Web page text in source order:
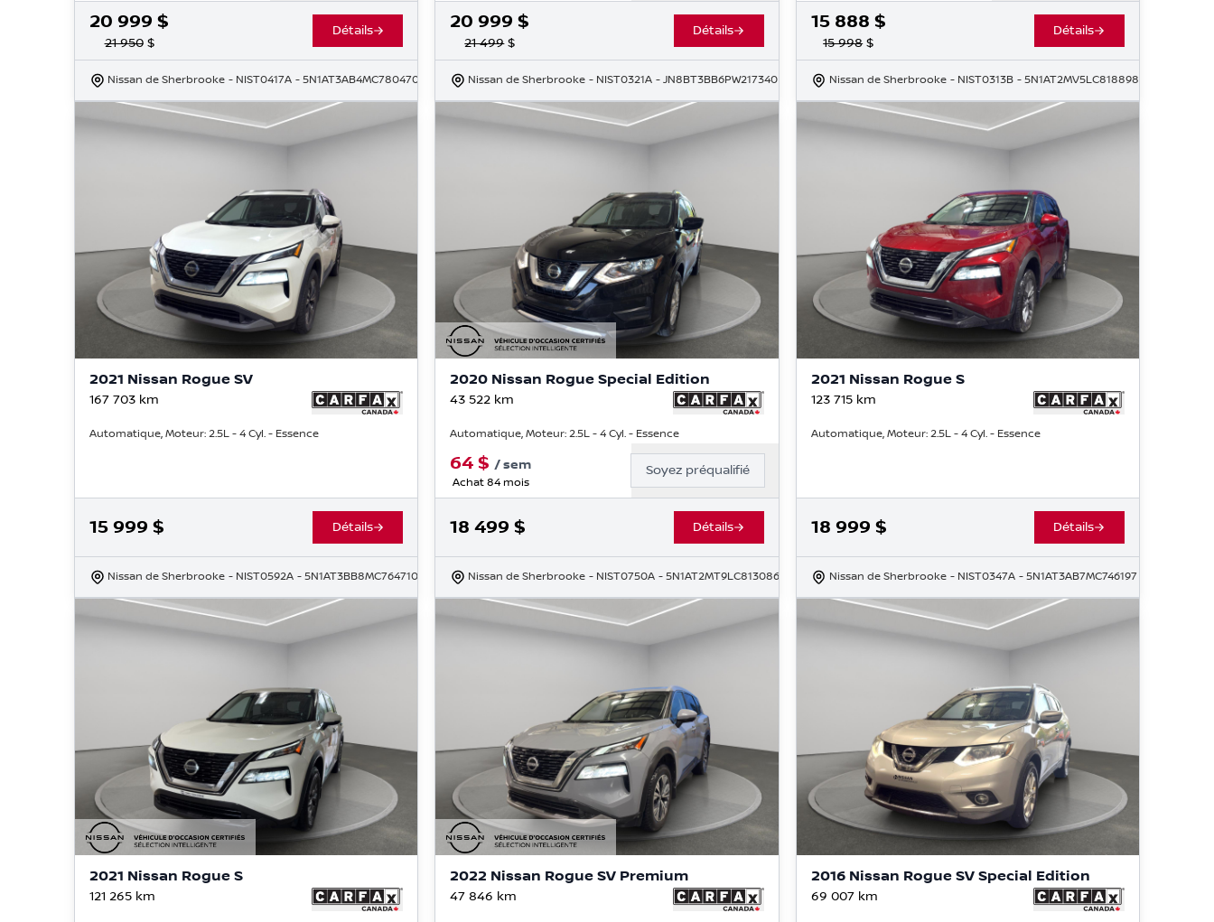
20 999 $
21 950$
Détails
Nissan de Sherbrooke - NIST0417A - 5N1AT3AB4MC780470
20 999 $
21 499$
Détails
Nissan de Sherbrooke - NIST0321A - JN8BT3BB6PW217340
15 888 $
15 998$
Détails
Nissan de Sherbrooke - NIST0313B - 5N1AT2MV5LC818898
2021 Nissan Rogue SV
167 703 km
Automatique, Moteur: 2.5L - 4 Cyl. - Essence
15 999 $ Détails
Nissan de Sherbrooke - NIST0592A - 5N1AT3BB8MC764710
2020 Nissan Rogue Special Edition
43 522 km
Automatique, Moteur: 2.5L - 4 Cyl. - Essence
64 $ /sem
Achat 84 mois
Soyez préqualifié
18 499 $ Détails
Nissan de Sherbrooke - NIST0750A - 5N1AT2MT9LC813086
2021 Nissan Rogue S
123 715km
Automatique, Moteur: 2.5L - 4 Cyl. - Essence
18 999 $ Détails
Nissan de Sherbrooke - NIST0347A - 5N1AT3AB7MC746197
2021 Nissan Rogue S
121 265 km
2022 Nissan Rogue SV Premium
47 846 km
2016 Nissan Rogue SV Special Edition
69 007km